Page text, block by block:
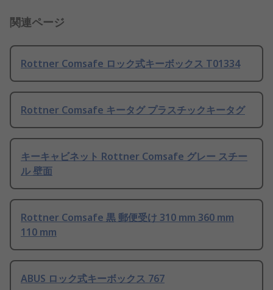
関連ページ
Rottner Comsafe ロック式キーボックス T01334
Rottner Comsafe キータグ プラスチックキータグ
キーキャビネット Rottner Comsafe グレー スチー
ル 壁面
Rottner Comsafe 黒 郵便受け 310 mm 360 mm
110 mm
ABUS ロック式キーボックス 767